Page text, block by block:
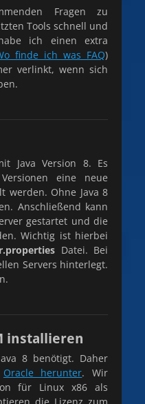
Fragen zu
Tools schnell und
ich einen extra
finde ich was FAQ)
verlinkt, wenn sich
Java Version 8. Es
eine neue
werden. Ohne Java 8
Anschließend kann
gestartet und die
Wichtig ist hierbei
Datei. Bei
Servers hinterlegt.
installieren
8 benötigt. Daher
Oracle herunter. Wir
für Linux x86 als